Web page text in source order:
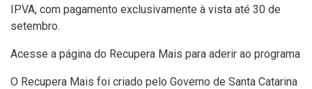
IPVA, com pagamento exclusivamente à vista até 30 de
setembro.
Acesse a página do Recupera Mais para aderir ao programa
O Recupera Mais foi criado pelo Governo de Santa Catarina